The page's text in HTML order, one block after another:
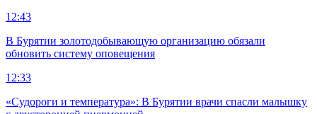
12:43
В Бурятии золотодобывающую организацию обязали
обновить систему оповещения
12:33
«Судороги и температура»: В Бурятии врачи спасли малышку